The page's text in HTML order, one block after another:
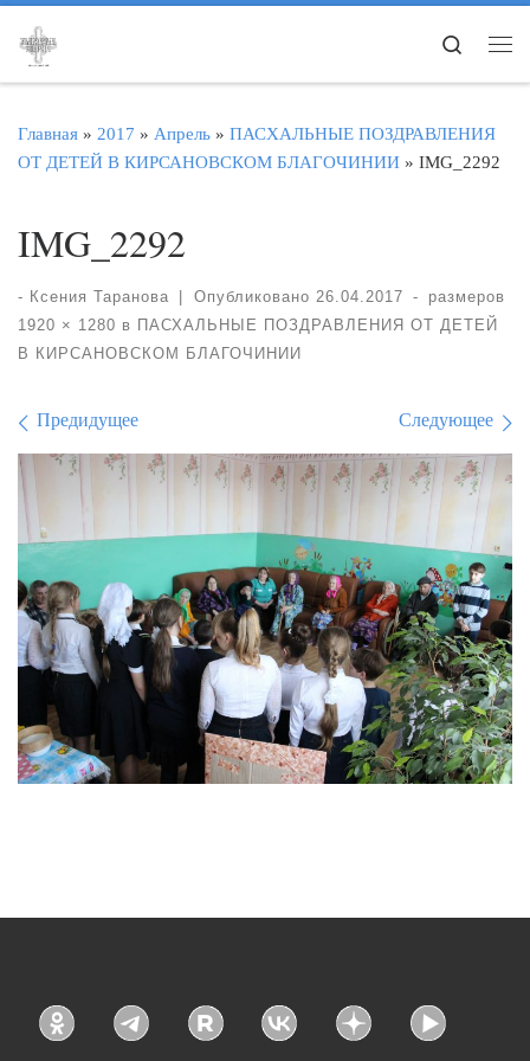
Перейти к содержимому
Search
Главная » 2017 » Апрель » ПАСХАЛЬНЫЕ ПОЗДРАВЛЕНИЯ
ОТ ДЕТЕЙ В КИРСАНОВСКОМ БЛАГОЧИНИИ » IMG_2292
IMG_2292
- Ксения Таранова Опубликовано 26.04.2017 -
размеров
1920 × 1280 в ПАСХАЛЬНЫЕ ПОЗДРАВЛЕНИЯ ОТ ДЕТЕЙ
В КИРСАНОВСКОМ БЛАГОЧИНИИ
Навигация по
Предидущее Следующее